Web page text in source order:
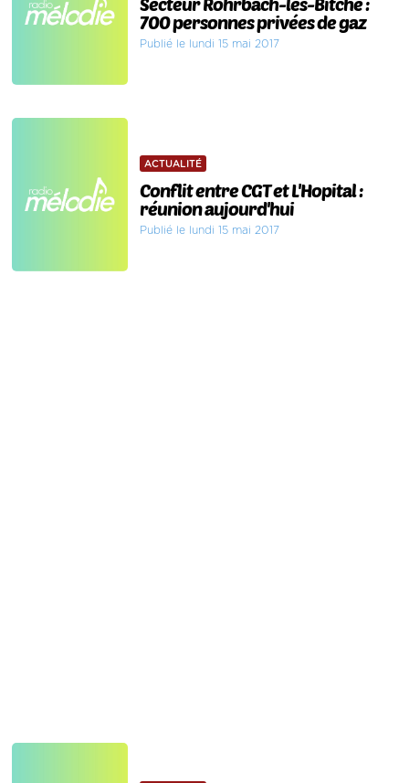
700 personnes privées de gaz
Publié le lundi 15 mai 2017
ACTUALITÉ
Conflit entre CGT et L'Hopital :
réunion aujourd'hui
Publié le lundi 15 mai 2017